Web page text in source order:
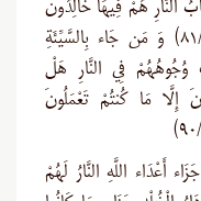
النَّارِ هُمْ فِيهَا خَالِدُونَ
(بقره/۸۱) وَ مَن جَاء بِالسَّيِّئَةِ
وُجُوهُهُمْ فِي النَّارِ هَلْ
إِلَّا مَا كُنتُمْ تَعْمَلُونَ
أَعْدَاء اللَّهِ النَّارُ لَهُمْ